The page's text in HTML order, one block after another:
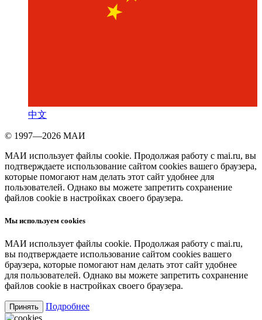
中文
© 1997—2026 МАИ
МАИ использует файлы cookie. Продолжая работу с mai.ru, вы
подтверждаете использование сайтом cookies вашего браузера,
которые помогают нам делать этот сайт удобнее для
пользователей. Однако вы можете запретить сохранение
файлов cookie в настройках своего браузера.
Мы используем cookies
МАИ использует файлы cookie. Продолжая работу с mai.ru,
вы подтверждаете использование сайтом cookies вашего
браузера, которые помогают нам делать этот сайт удобнее
для пользователей. Однако вы можете запретить сохранение
файлов cookie в настройках своего браузера.
Принять Подробнее